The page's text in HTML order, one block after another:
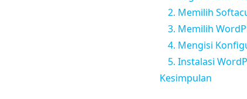
2. Memilih
3. Memilih
4. Mengisi
5. Instalasi
Kesimpulan